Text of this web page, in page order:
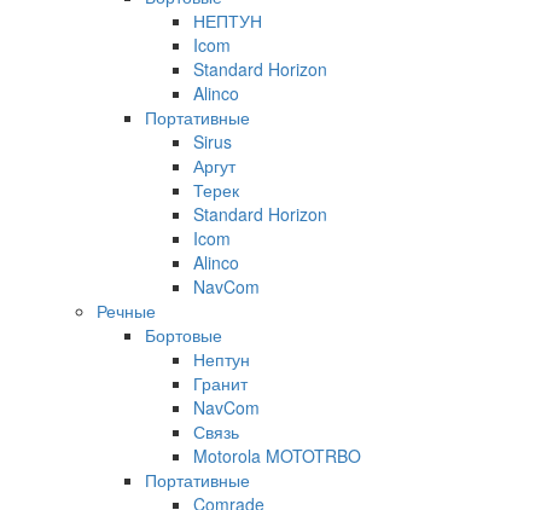
НЕПТУН
Icom
Standard Horizon
Alinco
Портативные
Sirus
Аргут
Терек
Standard Horizon
Icom
Alinco
NavCom
Речные
Бортовые
Нептун
Гранит
NavCom
Связь
Motorola MOTOTRBO
Портативные
Comrade